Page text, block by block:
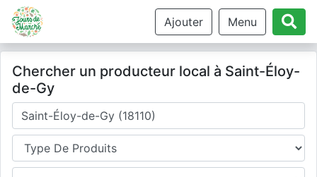
Ajouter Menu
Chercher un producteur local à Saint-Éloy-
de-Gy